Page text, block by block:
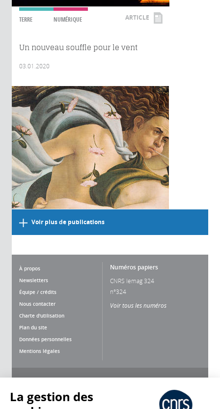
TERRE NUMÉRIQUE ARTICLE
Un nouveau souffle pour le vent
03.01.2020
Voir plus de publications
À propos
Newsletters
Équipe / crédits
Nous contacter
Charte d'utilisation
Plan du site
Données personnelles
Mentions légales
Numéros papiers
CNRS lemag 324
n°324
Voir tous les numéros
La gestion des